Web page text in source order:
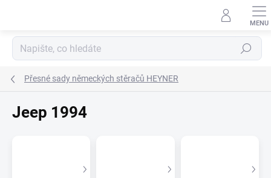
Hledat
Přesné sady německých stěračů HEYNER
Jeep 1994